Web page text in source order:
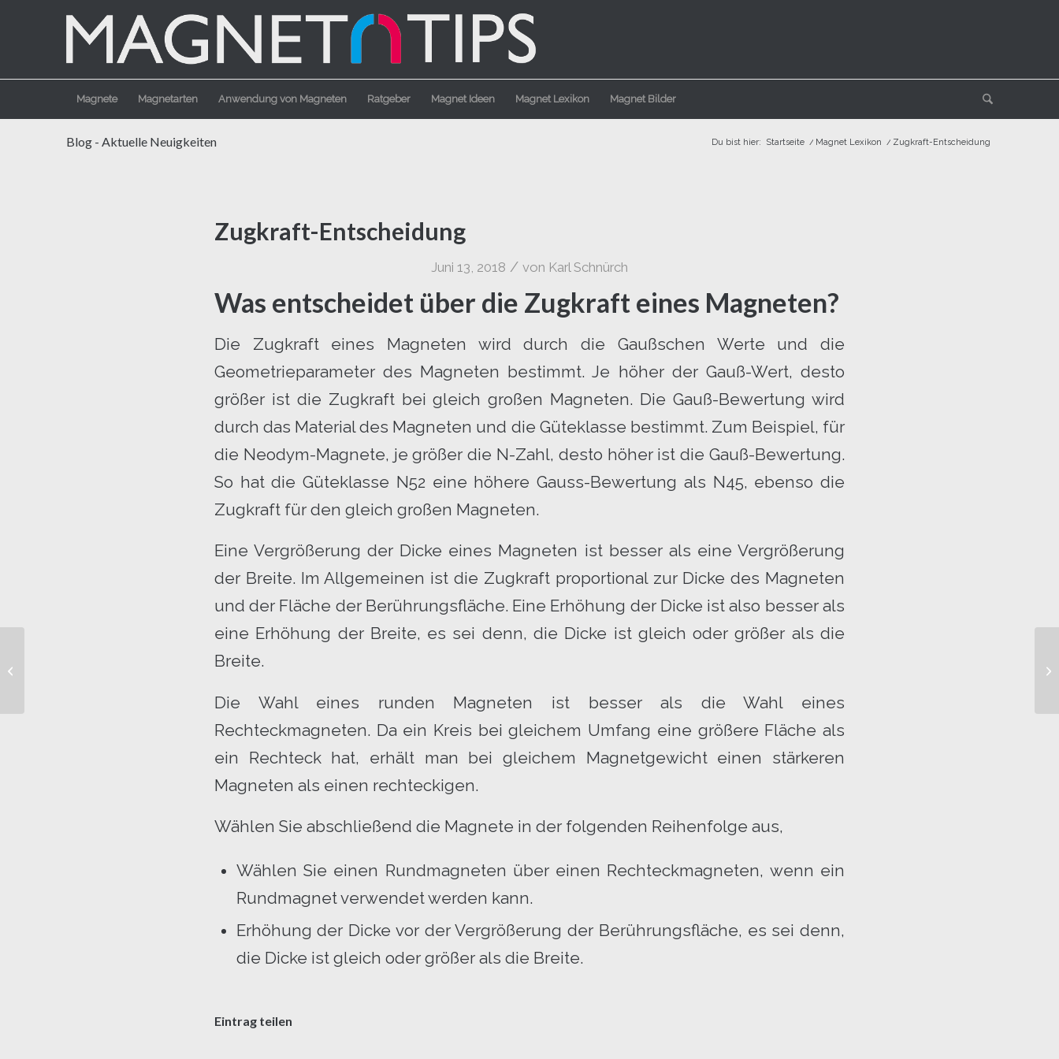
Magnete Magnetarten Anwendung von Magneten Ratgeber Magnet Ideen Magnet Lexikon Magnet Bilder
Blog - Aktuelle Neuigkeiten Du bist hier: Startseite / Magnet Lexikon / Zugkraft-Entscheidung
Zugkraft-Entscheidung
Juni 13, 2018 / von Karl Schnürch
Was entscheidet über die Zugkraft eines Magneten?
Die Zugkraft eines Magneten wird durch die Gaußschen Werte und die
Geometrieparameter des Magneten bestimmt. Je höher der Gauß-Wert, desto
größer ist die Zugkraft bei gleich großen Magneten. Die Gauß-Bewertung wird
durch das Material des Magneten und die Güteklasse bestimmt. Zum Beispiel, für
die Neodym-Magnete, je größer die N-Zahl, desto höher ist die Gauß-Bewertung.
So hat die Güteklasse N52 eine höhere Gauss-Bewertung als N45, ebenso die
Zugkraft für den gleich großen Magneten.
Eine Vergrößerung der Dicke eines Magneten ist besser als eine Vergrößerung
der Breite. Im Allgemeinen ist die Zugkraft proportional zur Dicke des Magneten
und der Fläche der Berührungsfläche. Eine Erhöhung der Dicke ist also besser als
eine Erhöhung der Breite, es sei denn, die Dicke ist gleich oder größer als die
Breite.
Die Wahl eines runden Magneten ist besser als die Wahl eines
Rechteckmagneten. Da ein Kreis bei gleichem Umfang eine größere Fläche als
ein Rechteck hat, erhält man bei gleichem Magnetgewicht einen stärkeren
Magneten als einen rechteckigen.
Wählen Sie abschließend die Magnete in der folgenden Reihenfolge aus,
Wählen Sie einen Rundmagneten über einen Rechteckmagneten, wenn ein
Rundmagnet verwendet werden kann.
Erhöhung der Dicke vor der Vergrößerung der Berührungsfläche, es sei denn,
die Dicke ist gleich oder größer als die Breite.
Eintrag teilen